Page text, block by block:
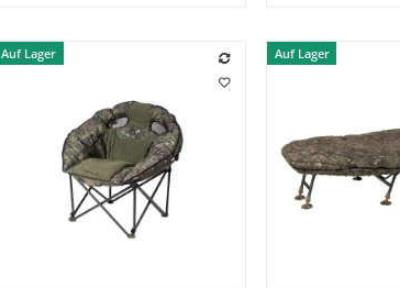
Auf Lager Auf Lager